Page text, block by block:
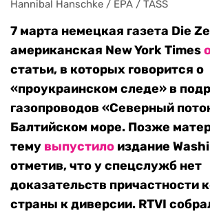
Hannibal Hanschke / EPA / TASS
7 марта немецкая газета Die
американская New York Times
статьи, в которых говорится о
«проукраинском следе» в
газопроводов «Северный
Балтийском море. Позже
тему выпустило издание
отметив, что у спецслужб нет
доказательств причастности
страны к диверсии. RTVI